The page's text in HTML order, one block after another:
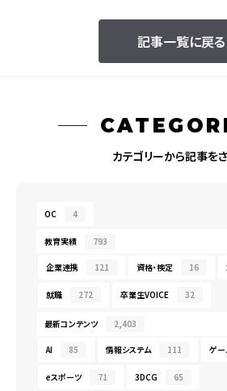
記事一覧に戻る
カテゴリーから記事を
OC 4
教育実績 793
企業連携 121 資格・検定 16
就職 272 卒業生VOICE 32
最新コンテンツ 2,403
AI 85 情報システム 111 ゲー
eスポーツ 71 3DCG 65